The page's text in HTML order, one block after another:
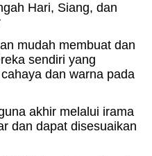
Hari, Siang, dan
mudah membuat dan
sendiri yang
dan warna pada
akhir melalui irama
dan dapat disesuaikan